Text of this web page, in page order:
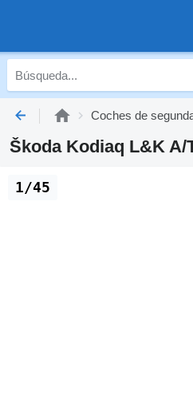
Coches de
Škoda Kodiaq L&K A/
1/45